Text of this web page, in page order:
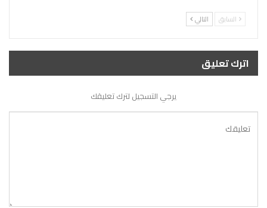
السابق التالي
اترك تعليق
يرجي التسجيل لترك تعليقك